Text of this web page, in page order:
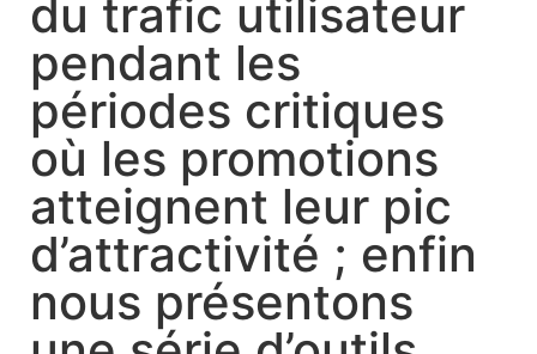
du trafic utilisateur
pendant les
périodes critiques
où les promotions
atteignent leur pic
d’attractivité ; enfin
nous présentons